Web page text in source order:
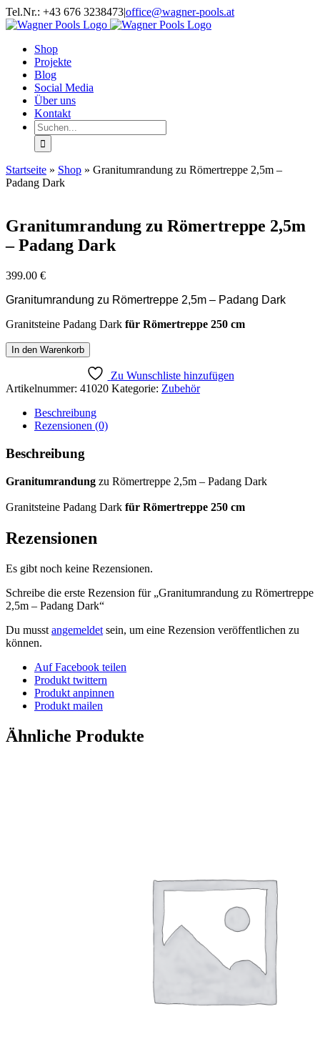
Zum
Inhalt
Facebook
Twitter
Instagram
YouTube
Tel.Nr.: +43 676 3238473|office@wagner-pools.at
Shop
Projekte
Blog
Social Media
Über uns
Kontakt
Suche
nach:
Startseite » Shop » Granitumrandung zu Römertreppe 2,5m –
Padang Dark
Granitumrandung zu Römertreppe 2,5m
– Padang Dark
399.00 €
Granitumrandung zu Römertreppe 2,5m – Padang Dark
Granitsteine Padang Dark für Römertreppe 250 cm
Granitumrandung
zu
2,5m
Padang
Dark
In den Warenkorb
Zu Wunschliste hinzufügen
Artikelnummer: 41020 Kategorie: Zubehör
Beschreibung
Rezensionen (0)
Beschreibung
Granitumrandung zu Römertreppe 2,5m – Padang Dark
Granitsteine Padang Dark für Römertreppe 250 cm
Rezensionen
Es gibt noch keine Rezensionen.
Schreibe die erste Rezension für „Granitumrandung zu Römertreppe
2,5m – Padang Dark“
Du musst angemeldet sein, um eine Rezension veröffentlichen zu
können.
Auf Facebook teilen
Produkt twittern
Produkt anpinnen
Produkt mailen
Ähnliche Produkte